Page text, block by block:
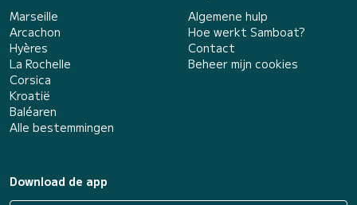
Marseille
Arcachon
Hyères
La Rochelle
Corsica
Kroatië
Baléaren
Alle bestemmingen
Algemene hulp
Hoe werkt Samboat?
Contact
Beheer mijn cookies
Download de app